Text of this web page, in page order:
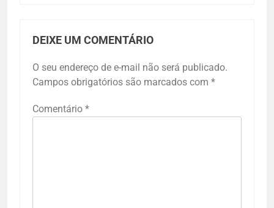
DEIXE UM COMENTÁRIO
O seu endereço de e-mail não será publicado.
Campos obrigatórios são marcados com *
Comentário *